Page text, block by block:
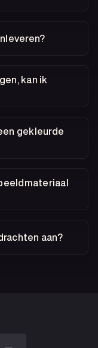
kan ik
gekleurde
aan?